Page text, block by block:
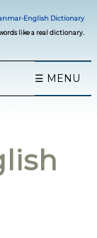
English Dictionary
like a real dictionary.
☰ MENU